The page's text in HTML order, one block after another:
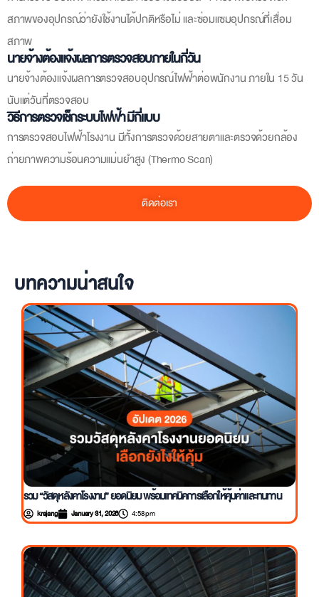
คำถามพบบ่อยเกี่ยวกับการตรวจสอบ
ไฟฟ้า
ความถี่ของการตรวจสอบไฟฟ้าในอาคารและโรงงาน
สภาพของอุปกรณ์ว่ายังใช้งานได้ปกติหรือไม่ และซ่อมแซมอุปกรณ์ที่เสื่อม
สภาพ
นับแต่วันที่ตรวจสอบ
วิธีการตรวจเช็กระบบไฟฟ้า มีกี่แบบ
การตรวจสอบไฟฟ้า
โรงงาน มีทั้งการตรวจด้วยสายตาและตรวจด้วยกล้อง
ถ่ายภาพความร้อนความแม่นยำสูง (Thermo Scan)
ติดต่อเรา
บทความน่าสนใจ